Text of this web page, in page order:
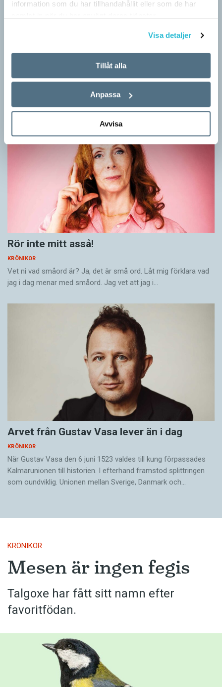
information som du har tillhandahållit eller som de har
Visa detaljer
Tillåt alla
Anpassa
Avvisa
precis och inte heller någon oxe, trots namnet. Att den kallas
Rör inte mitt asså!
KRÖNIKOR
Vet ni vad småord är? Ja, det är små ord. Låt mig förklara vad
jag i dag menar med småord. Jag vet att jag i…
Arvet från Gustav Vasa lever än i dag
KRÖNIKOR
När Gustav Vasa den 6 juni 1523 ­valdes till kung förpassades
Kalmar­unionen till historien. I efterhand framstod splittringen
som ound­viklig. ­Unionen ­mellan Sverige, Danmark och…
KRÖNIKOR
Mesen är ingen fegis
Talgoxe har fått sitt namn efter
favoritfödan.